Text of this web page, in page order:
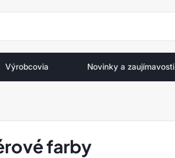
Výrobcovia Novinky a zaujímavosti
farby